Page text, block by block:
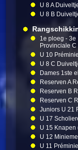
U 8 A
U 8 B
1e ploeg - 3e
Provinciale C
U 10
U 8 C
Dames 1ste
Reserven A
Reserven B
Reserven C
Juniors U 21
U 17
U 15 Knapen
U 12
U 11